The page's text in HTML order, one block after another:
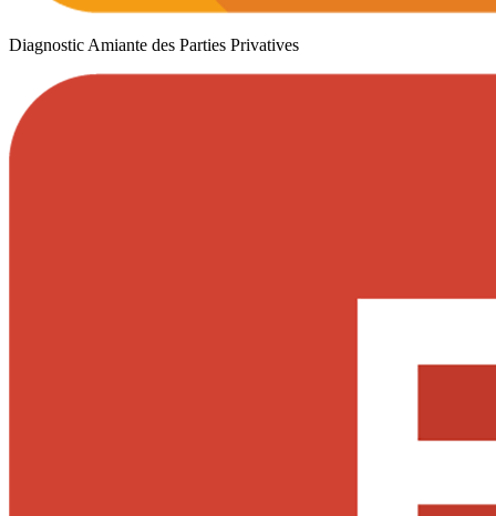
Diagnostic Amiante des Parties Privatives